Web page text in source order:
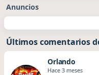
Anuncios
Últimos comentarios
Orlando
Hace 3 meses